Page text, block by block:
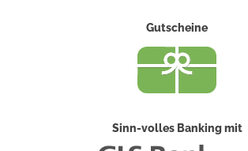
Gutscheine
Sinn-volles Banking mit